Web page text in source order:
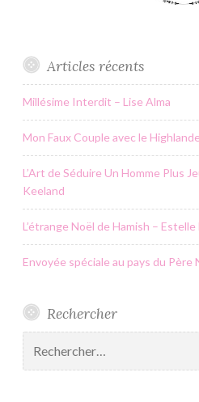
Articles récents
Millésime Interdit – Lise Alma
Mon Faux Couple avec le
L’Art de Séduire Un Homme Plus
Keeland
L’étrange Noël de Hamish – Estelle
Envoyée spéciale au pays du Père
Rechercher